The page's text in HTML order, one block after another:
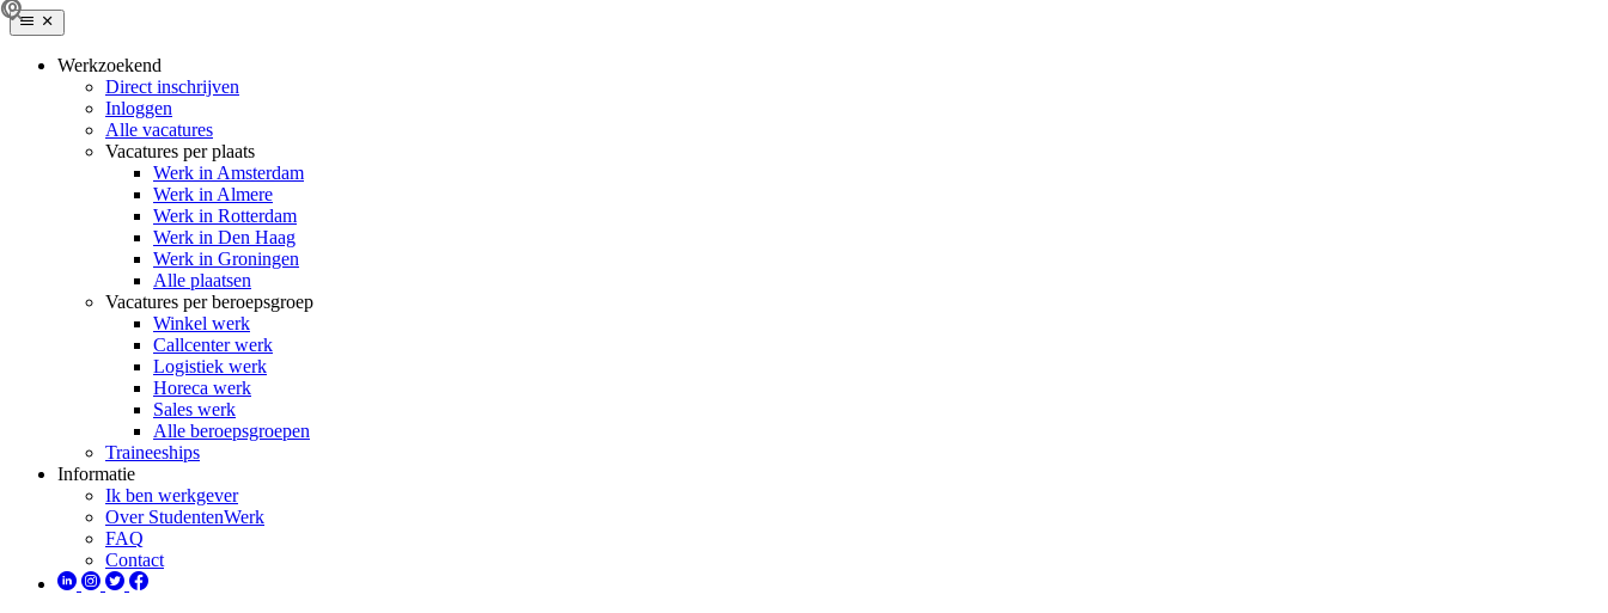
Werkzoekend
Direct inschrijven
Inloggen
Alle vacatures
Vacatures per plaats
Werk in Amsterdam
Werk in Almere
Werk in Rotterdam
Werk in Den Haag
Werk in Groningen
Alle plaatsen
Vacatures per beroepsgroep
Winkel werk
Callcenter werk
Logistiek werk
Horeca werk
Sales werk
Alle beroepsgroepen
Traineeships
Informatie
Ik ben werkgever
Over StudentenWerk
FAQ
Contact